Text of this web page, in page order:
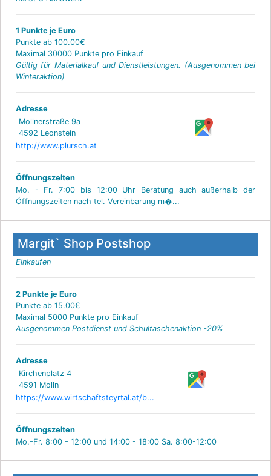
1 Punkte je Euro
Punkte ab 100.00€
Maximal 30000 Punkte pro Einkauf
Gültig für Materialkauf und Dienstleistungen. (Ausgenommen bei
Winteraktion)
Adresse
Mollnerstraße 9a
4592 Leonstein
http://www.plursch.at
Öffnungszeiten
Mo. - Fr. 7:00 bis 12:00 Uhr Beratung auch außerhalb der
Öffnungszeiten nach tel. Vereinbarung m�...
Margit` Shop Postshop
Einkaufen
2 Punkte je Euro
Punkte ab 15.00€
Maximal 5000 Punkte pro Einkauf
Ausgenommen Postdienst und Schultaschenaktion -20%
Adresse
Kirchenplatz 4
4591 Molln
https://www.wirtschaftsteyrtal.at/b...
Öffnungszeiten
Mo.-Fr. 8:00 - 12:00 und 14:00 - 18:00 Sa. 8:00-12:00